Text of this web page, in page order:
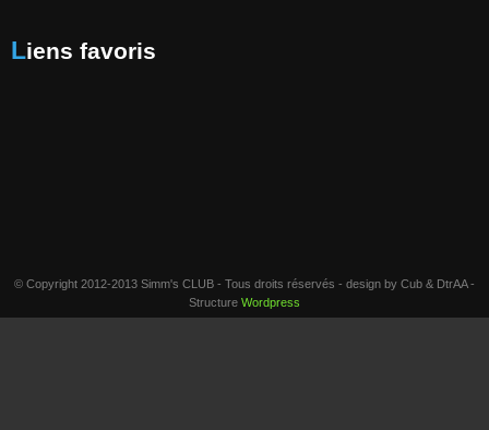
Liens favoris
© Copyright 2012-2013 Simm's CLUB - Tous droits réservés - design by Cub & DtrAA -
Structure Wordpress